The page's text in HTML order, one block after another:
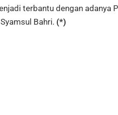
terbantu dengan adanya
Bahri. (*)